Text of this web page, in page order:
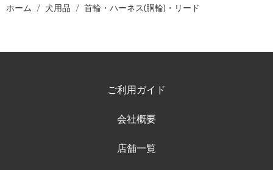
ホーム 犬用品 首輪・ハーネス(胴輪)・リード
ご利用ガイド
会社概要
店舗一覧